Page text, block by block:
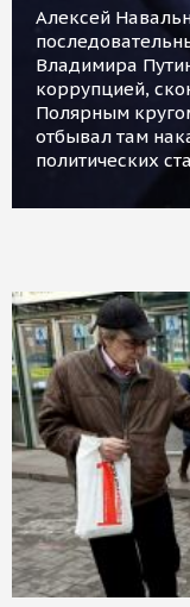
Алексей
Владимира
коррупцией,
Полярным
отбывал там
политических